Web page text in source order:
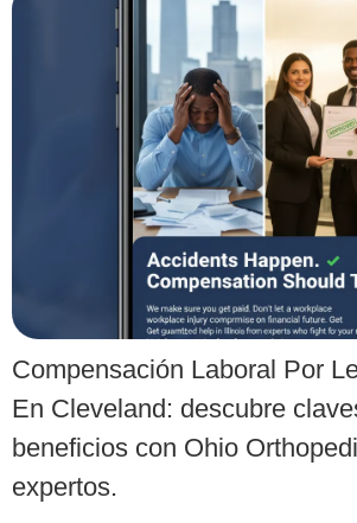
Compensación Laboral Por
En Cleveland: descubre
beneficios con Ohio
expertos.